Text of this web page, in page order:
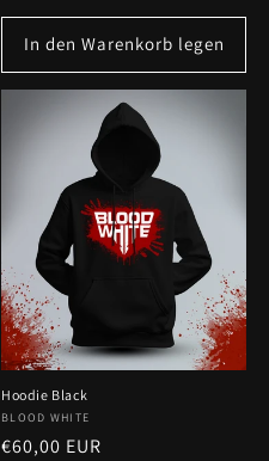
Preis
In den Warenkorb legen
Hoodie Black
Anbieter:
BLOOD WHITE
Normaler
€60,00 EUR